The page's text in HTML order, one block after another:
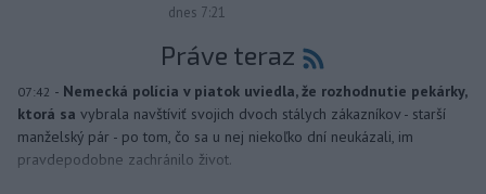
dnes 7:21
Práve teraz
07:42 - Nemecká polícia v piatok uviedla, že rozhodnutie pekárky,
ktorá sa vybrala navštíviť svojich dvoch stálych zákazníkov - starší
manželský pár - po tom, čo sa u nej niekoľko dní neukázali, im
pravdepodobne zachránilo život.